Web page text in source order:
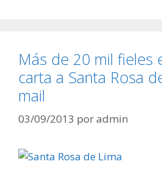
Más de 20 mil fieles
carta a Santa Rosa
mail
03/09/2013 poradmin